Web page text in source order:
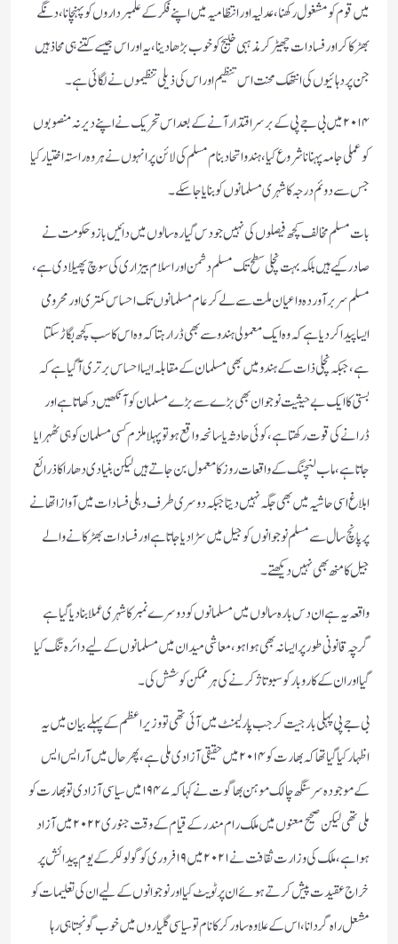
میں قوم کو مشغول رکھنا، عدلیہ اور انتظامیہ میں اپنے فکر کے علمبرداروں کو پہنچانا، دنگے
بھڑکا کر اور فسادات چھیڑ کر مذہبی خلیج کو خوب بڑھا دینا، یہ اور اس جیسے کتنے ہی محاذ ہیں
جن پر دہائیوں کی انتھک محنت اس تنظیم اور اس کی ذیلی تنظیموں نے لگائی ہے۔
۲۰۱۴ میں بی جے پی کے بر سر اقتدار آنے کے بعد اس تحریک نے اپنے دیرنہ منصوبوں
کو عملی جامہ پہنانا شروع کیا، ہندو اتحاد بنام مسلم کی لائن پر انہوں نے ہر وہ راستہ اختیار کیا
جس سے دوئم درجہ کا شہری مسلمانوں کو بنایا جا سکے۔
بات مسلم مخالف کچھ فیصلوں کی نہیں جو دس گیارہ سالوں میں دائیں بازو حکومت نے
صادر کیے ہیں بلکہ بہت نچلی سطح تک مسلم دشمن اور اسلام بیزاری کی سوچ پھیلا دی ہے،
مسلم سربرآوردہ و اعیان ملت سے لے کر عام مسلمانوں تک احساس کمتری اور محرومی
ایسا پیدا کر دیا ہے کہ وہ ایک معمولی ہندو سے بھی ڈرا رہتا کہ وہ اس کا سب کچھ بگاڑ سکتا
ہے، جبکہ نچلی ذات کے ہندو میں بھی مسلمان کے مقابلہ ایسا احساس برتری آ گیا ہے کہ
بستی کا ایک بے حیثیت نوجوان بھی بڑے سے بڑے مسلمان کو آنکھیں دکھاتا ہے اور
ڈرانے کی قوت رکھتا ہے، کوئی حادثہ یا سانحہ واقع ہو تو پہلا ملزم کسی مسلمان کو ہی ٹھہرایا
جاتا ہے، ماب لنچنگ کے واقعات روز کا معمول بن جاتے ہیں لیکن بنیادی دھارا کا ذرائع
ابلاغ اسی حاشیہ میں بھی جگہ نہیں دیتا جبکہ دوسری طرف دہلی فسادات میں آواز اتھانے
پر پانچ سال سے مسلم نوجوانوں کو جیل میں سڑا دیا جاتا ہے اور فسادات بھڑکانے والے
جیل کا منھ بھی نہیں دیکھتے۔
واقعہ یہ ہے ان دس بارہ سالوں میں مسلمانوں کو دوسرے نمبر کا شہری عملا بنا دیا گیا ہے
گرچہ قانونی طور پر ایسا نہ بھی ہوا ہو، معاشی میدان میں مسلمانوں کے لیے دائرہ تنگ کیا
گیا اور ان کے کاروبار کو سبوتاژ کرنے کی ہر ممکن کوشش کی۔
بی جے پی پہلی بار جیت کر جب پارلیمنٹ میں آئی تھی تو وزیر اعظم کے پہلے بیان میں یہ
اظہار کیا گیا تھا کہ بھارت کو ۲۰۱۴ میں حقیقی آزادی ملی ہے، پھر حال میں آر ایس ایس
کے موجودہ سرسنگھ چالک موہن بھاگوت نے کہا کہ ۱۹۴۷ میں سیاسی آزادی تو بھارت کو
ملی تھی لیکن صحیح معنوں میں ملک رام مندر کے قیام کے وقت جنوری ۲۰۲۲ میں آزاد
ہوا ہے، ملک کی وزارت ثقافت نے ۲۰۲۱ میں ۱۹ فروری کو گولولکر کے یوم پیدائش پر
خراج عقیدت پیش کرتے ہوئے ان پر ٹویٹ کیا اور نوجوانوں کے لیے ان کی تعلیمات کو
مشعل راہ گردانا، اس کے علاوہ ساورکر کا نام تو سیاسی گلیاروں میں خوب گونجتا ہی رہا